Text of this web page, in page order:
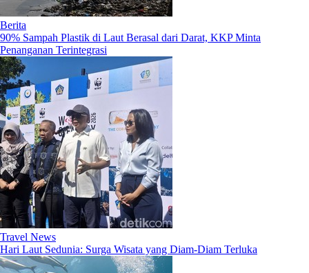
Berita
90% Sampah Plastik di Laut Berasal dari Darat, KKP Minta
Penanganan Terintegrasi
Travel News
Hari Laut Sedunia: Surga Wisata yang Diam-Diam Terluka